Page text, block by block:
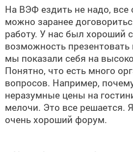
На ВЭФ ездить не надо,
можно заранее
работу. У нас был хороший
возможность презентовать
мы показали себя на
Понятно, что есть много
вопросов. Например,
неразумные цены на
мелочи. Это все решается.
очень хороший форум.